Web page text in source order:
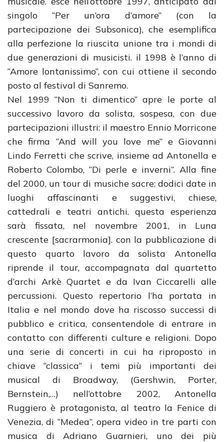
singolo “Per un’ora d’amore” (con la
partecipazione dei Subsonica), che esemplifica
alla perfezione la riuscita unione tra i mondi di
due generazioni di musicisti. il 1998 è l’anno di
“Amore lontanissimo”, con cui ottiene il secondo
posto al festival di Sanremo.
Nel 1999 “Non ti dimentico” apre le porte al
successivo lavoro da solista, sospesa, con due
partecipazioni illustri: il maestro Ennio Morricone
che firma “And will you love me” e Giovanni
Lindo Ferretti che scrive, insieme ad Antonella e
Roberto Colombo, “Di perle e inverni”. Alla fine
del 2000, un tour di musiche sacre: dodici date in
luoghi affascinanti e suggestivi, chiese,
cattedrali e teatri antichi. questa esperienza
sarà fissata, nel novembre 2001, in Luna
crescente [sacrarmonia]. con la pubblicazione di
questo quarto lavoro da solista Antonella
riprende il tour, accompagnata dal quartetto
d’archi Arkè Quartet e da Ivan Ciccarelli alle
percussioni. Questo repertorio l’ha portata in
Italia e nel mondo dove ha riscosso successi di
pubblico e critica, consentendole di entrare in
contatto con differenti culture e religioni. Dopo
una serie di concerti in cui ha riproposto in
chiave “classica” i temi più importanti dei
musical di Broadway, (Gershwin, Porter,
Bernstein,…) nell’ottobre 2002, Antonella
Ruggiero è protagonista, al teatro la Fenice di
Venezia, di “Medea”, opera video in tre parti con
musica di Adriano Guarnieri, uno dei più